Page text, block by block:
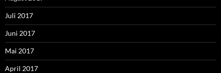
Juli 2017
Juni 2017
Mai 2017
April 2017